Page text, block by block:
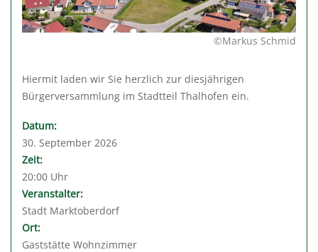
©Markus Schmid
Hiermit laden wir Sie herzlich zur diesjährigen
Bürgerversammlung im Stadtteil Thalhofen ein.
Datum:
30. September 2026
Zeit:
20:00 Uhr
Veranstalter:
Stadt Marktoberdorf
Ort:
Gaststätte Wohnzimmer